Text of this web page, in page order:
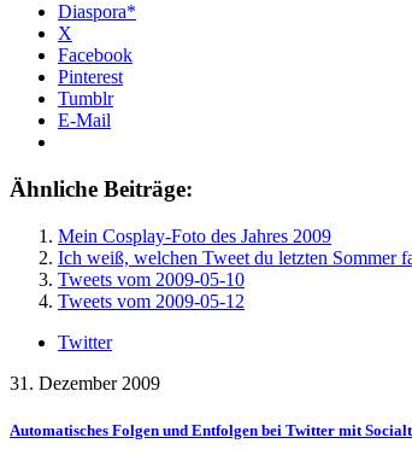
Diaspora*
X
Facebook
Pinterest
Tumblr
E-Mail
Ähnliche Beiträge:
Mein Cosplay-Foto des Jahres 2009
Ich weiß, welchen Tweet du letzten Sommer
Tweets vom 2009-05-10
Tweets vom 2009-05-12
Twitter
31. Dezember 2009
Automatisches Folgen und Entfolgen bei Twitter mit